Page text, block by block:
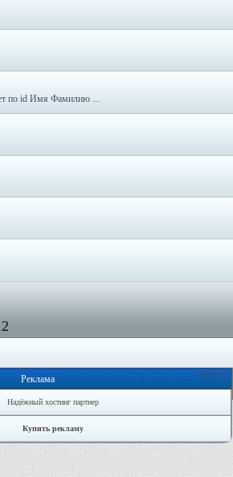
по id Имя Фамилию ...
Онлайн: 2
Реклама
Надёжный хостинг партнер
Купить рекламу